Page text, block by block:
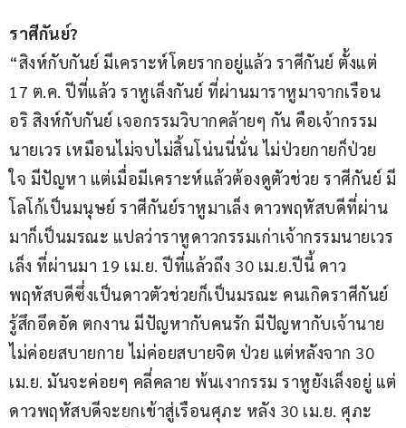
ราศีกันย์?
“สิงห์กับกันย์ มีเคราะห์โดยรากอยู่แล้ว ราศีกันย์ ตั้งแต่
17 ต.ค. ปีที่แล้ว ราหูเล็งกันย์ ที่ผ่านมาราหูมาจากเรือน
อริ สิงห์กับกันย์ เจอกรรมวิบากคล้ายๆ กัน คือเจ้ากรรม
นายเวร เหมือนไม่จบไม่สิ้นโน่นนี่นั่น ไม่ป่วยกายก็ป่วย
ใจ มีปัญหา แต่เมื่อมีเคราะห์แล้วต้องดูตัวช่วย ราศีกันย์ มี
โลโก้เป็นมนุษย์ ราศีกันย์ราหูมาเล็ง ดาวพฤหัสบดีที่ผ่าน
มาก็เป็นมรณะ แปลว่าราหูดาวกรรมเก่าเจ้ากรรมนายเวร
เล็ง ที่ผ่านมา 19 เม.ย. ปีที่แล้วถึง 30 เม.ย.ปีนี้ ดาว
พฤหัสบดีซึ่งเป็นดาวตัวช่วยก็เป็นมรณะ คนเกิดราศีกันย์
รู้สึกอึดอัด ตกงาน มีปัญหากับคนรัก มีปัญหากับเจ้านาย
ไม่ค่อยสบายกาย ไม่ค่อยสบายจิต ป่วย แต่หลังจาก 30
เม.ย. มันจะค่อยๆ คลี่คลาย พ้นเงากรรม ราหูยังเล็งอยู่ แต่
ดาวพฤหัสบดีจะยกเข้าสู่เรือนศุภะ หลัง 30 เม.ย. ศุภะ